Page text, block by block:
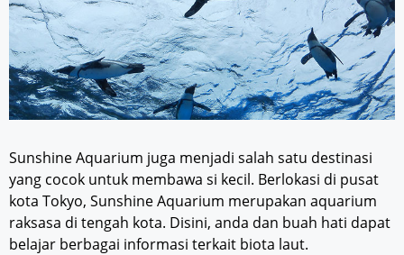
Sunshine Aquarium juga menjadi salah satu destinasi
yang cocok untuk membawa si kecil. Berlokasi di pusat
kota Tokyo, Sunshine Aquarium merupakan aquarium
raksasa di tengah kota. Disini, anda dan buah hati dapat
belajar berbagai informasi terkait biota laut.